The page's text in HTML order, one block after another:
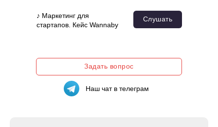
♪ Маркетинг для
стартапов. Кейс Wannaby
Слушать
Наш чат в телеграм
Задать вопрос